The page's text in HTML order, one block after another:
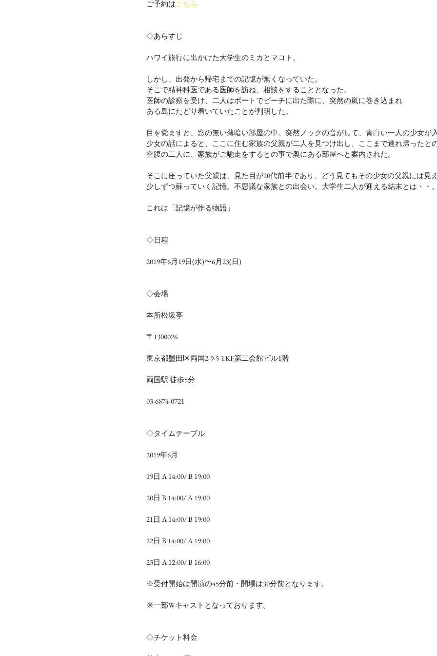
ご予約はこちら
◇あらすじ
ハワイ旅行に出かけた大学生のミカとマコト。
しかし、出発から帰宅までの記憶が無くなっていた。
そこで精神科医である医師を訪ね、相談をすることとなった。
医師の診察を受け、二人はボートでビーチに出た際に、突然の嵐に巻き込まれ
ある島にたどり着いていたことが判明した。
目を覚ますと、窓の無い薄暗い部屋の中。突然ノックの音がして、青白い一人の少女が
少女の話によると、ここに住む家族の父親が二人を見つけ出し、ここまで連れ帰ったと
空腹の二人に、家族がご馳走をするとの事で奥にある部屋へと案内された。
そこに座っていた父親は、見た目が20代前半であり、どう見てもその少女の父親には見
少しずつ蘇っていく記憶。不思議な家族との出会い。大学生二人が迎える結末とは・・
これは「記憶が作る物語」
◇日程
2019年6月19日(水)〜6月23(日)
◇会場
本所松坂亭
〒1300026
東京都墨田区両国2-9-5 TKF第二会館ビル1階
両国駅 徒歩5分
03-6874-0721
◇タイムテーブル
2019年6月
19日 A 14:00/ B 19:00
20日 B 14:00/ A 19:00
21日 A 14:00/ B 19:00
22日 B 14:00/ A 19:00
23日 A 12:00/ B 16:00
※受付開始は開演の45分前・開場は30分前となります。
※一部Wキャストとなっております。
◇チケット料金